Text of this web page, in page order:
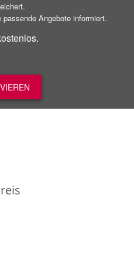
passende Angebote informiert.